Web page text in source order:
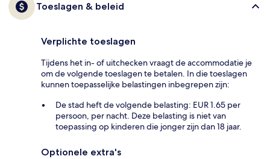
Toeslagen & beleid
Verplichte toeslagen
Tijdens het in- of uitchecken vraagt de accommodatie je
om de volgende toeslagen te betalen. In die toeslagen
kunnen toepasselijke belastingen inbegrepen zijn:
De stad heft de volgende belasting: EUR 1.65 per
persoon, per nacht. Deze belasting is niet van
toepassing op kinderen die jonger zijn dan 18 jaar.
Optionele extra's